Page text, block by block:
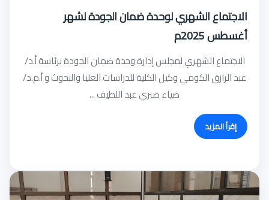
الاجتماع الشهري لوحدة ضمان الجودة لشهر
أغسطس 2025م
الاجتماع الشهري لمجلس إدارة وحدة ضمان الجودة برئاسة أ.د/
عبد الرازق الكومي وكيل الكلية للدراسات العليا والبحوث و أ.م.د/
ضياء صبري عبد اللطيف ...
إقرأ المزيد